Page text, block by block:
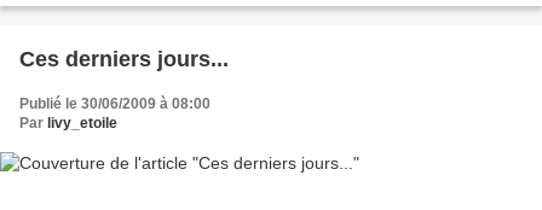
Ces derniers jours...
Publié le 30/06/2009 à 08:00
Par livy_etoile